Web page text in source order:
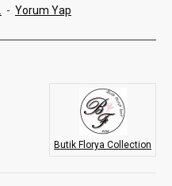
- Yorum Yap
Butik Florya Collection